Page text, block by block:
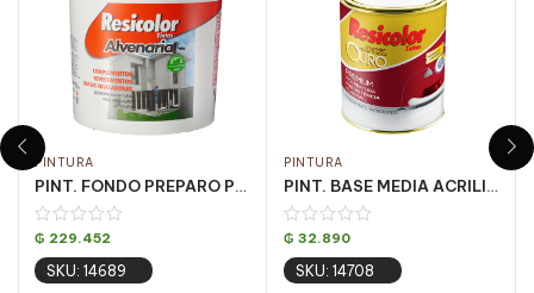
PINTURA
PINT. FONDO PREPARO P/ PARED ACQ 18LT
₲ 229.452
SKU: 14689
PINTURA
PINT. BASE MEDIA ACRILICA OURO FOSCO 810ML
₲ 32.890
SKU: 14708